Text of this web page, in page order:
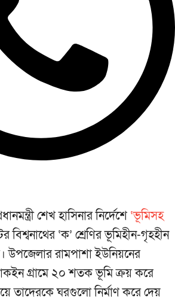
শেখ হাসিনার নির্দেশে‘ভূমিসহ
বিশ্বনাথের ‘ক’ শ্রেণির ভূমিহীন-গৃহহীন
উপজেলার রামপাশা ইউনিয়নের
গ্রামে ২০ শতক ভূমি ক্রয় করে
তাদেরকে ঘরগুলো নির্মাণ করে দেয়